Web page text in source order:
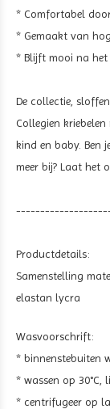
* Comfortabel
* Gemaakt van
* Blijft mooi na het
De collectie,
Collegien
kind en baby. Ben
meer bij? Laat het
Productdetails:
Samenstelling
elastan lycra
Wasvoorschrift:
* binnenstebuiten
* wassen op 30°C,
* centrifugeer op